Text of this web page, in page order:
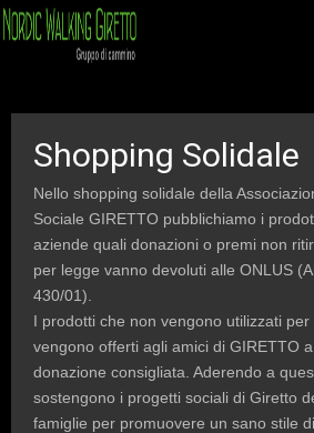
Shopping Solidale
Nello shopping solidale della
Sociale GIRETTO pubblichiamo i
aziende quali donazioni o premi non
per legge vanno devoluti alle ONLUS
430/01).
I prodotti che non vengono utilizzati per
vengono offerti agli amici di GIRETTO
donazione consigliata. Aderendo a
sostengono i progetti sociali di Giretto
famiglie per promuovere un sano stile